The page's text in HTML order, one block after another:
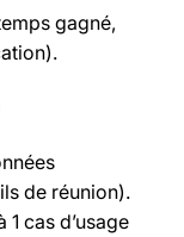
gagné,
de réunion).
cas d’usage